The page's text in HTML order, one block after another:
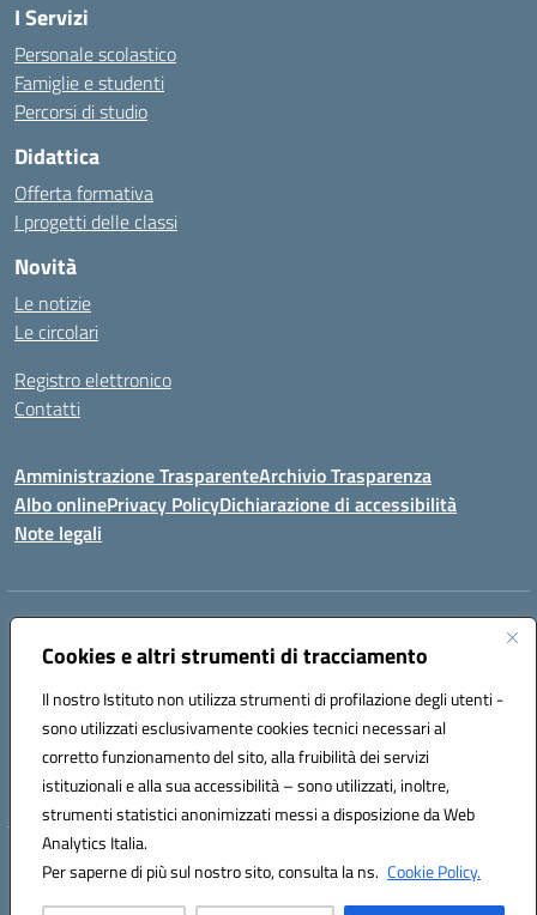
Cookies e altri strumenti di tracciamento
Il nostro Istituto non utilizza strumenti di profilazione degli utenti -
sono utilizzati esclusivamente cookies tecnici necessari al
corretto funzionamento del sito, alla fruibilità dei servizi
istituzionali e alla sua accessibilità – sono utilizzati, inoltre,
strumenti statistici anonimizzati messi a disposizione da Web
Analytics Italia.
Per saperne di più sul nostro sito, consulta la ns. Cookie Policy.
I Servizi
Personale scolastico
Famiglie e studenti
Percorsi di studio
Didattica
Offerta formativa
I progetti delle classi
Novità
Le notizie
Le circolari
Registro elettronico
Contatti
Amministrazione TrasparenteArchivio Trasparenza
Albo onlinePrivacy PolicyDichiarazione di accessibilità
Note legali
Indirizzo:
Centralino:096721161 Email:czic869004@istruzione.it
Codice fiscale: 84000710792
Codice meccanografico:
CZIC869004
Codice unico di fatturazione (CUF): UFKGA0
Hosting & Powered by 3D Solution S.r.l.
Concept & Design by Designers Italia